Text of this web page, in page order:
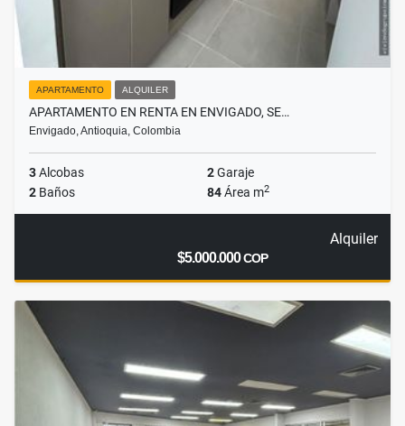
APARTAMENTO ALQUILER
APARTAMENTO EN RENTA EN ENVIGADO, SE…
Envigado, Antioquia, Colombia
3Alcobas 2Garaje
2 Baños 84Área m2
Alquiler
$5.000.000COP